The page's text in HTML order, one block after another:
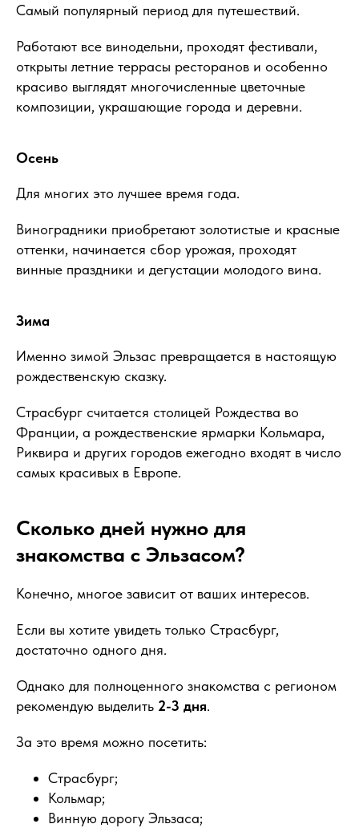
Самый популярный период для путешествий.
Работают все винодельни, проходят фестивали,
открыты летние террасы ресторанов и особенно
красиво выглядят многочисленные цветочные
композиции, украшающие города и деревни.
Осень
Для многих это лучшее время года.
Виноградники приобретают золотистые и красные
оттенки, начинается сбор урожая, проходят
винные праздники и дегустации молодого вина.
Зима
Именно зимой Эльзас превращается в настоящую
рождественскую сказку.
Страсбург считается столицей Рождества во
Франции, а рождественские ярмарки Кольмара,
Риквира и других городов ежегодно входят в число
самых красивых в Европе.
Сколько дней нужно для
знакомства с Эльзасом?
Конечно, многое зависит от ваших интересов.
Если вы хотите увидеть только Страсбург,
достаточно одного дня.
Однако для полноценного знакомства с регионом
рекомендую выделить 2-3 дня.
За это время можно посетить:
Страсбург;
Кольмар;
Винную дорогу Эльзаса;